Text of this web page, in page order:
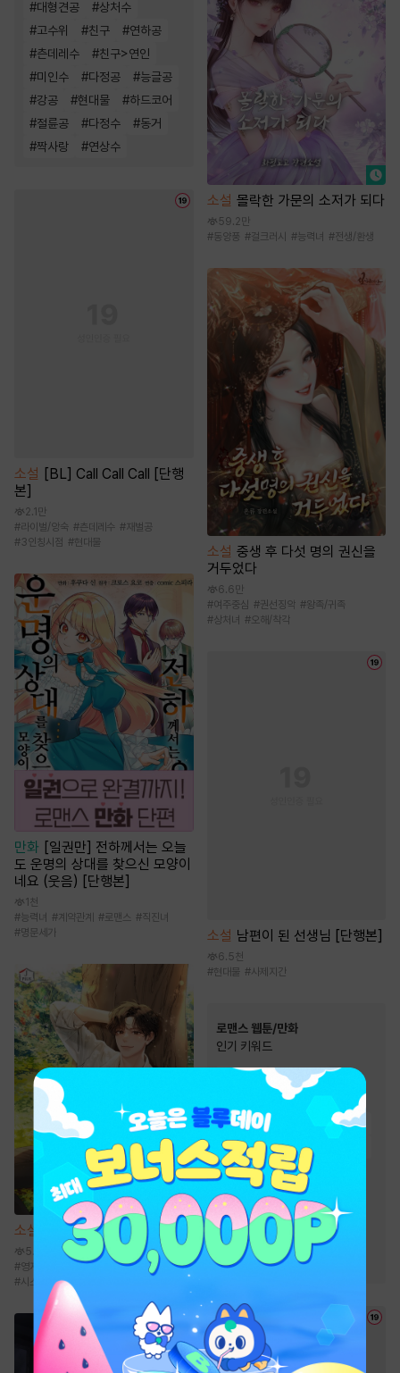
#대형견공 #상처수
#고수위 #친구 #연하공
#츤데레수 #친구>연인
#미인수 #다정공 #능글공
#강공 #현대물 #하드코어
#절륜공 #다정수 #동거
#짝사랑 #연상수
소설 [BL] Call Call Call [단행
본]
2.1만
#라이벌/앙숙 #츤데레수 # 재벌공
#3인칭시점 #현대물
만화
[일권만] 전하께서는 오늘
도 운명의 상대를 찾으신 모양이
네요 (웃음) [단행본]
1천
#능력녀 # 계약관계 #로맨스 #직진녀
#명문세가
소설 헬 난이도에서 쉴게요
5.1만
#영지물 퓨전판타지 성장물 #힐링물
#시스템
소설 몰락한 가문의 소저가 되다
59.2만
#동양풍 #걸크러시 #능력녀 #전생/환생
소설 중생 후 다섯 명의 권신을
거두었다
6.6만
#여주중심 #권선징악 #왕족/귀족
#상처녀 #오해/착각
소설 남편이 된 선생님 [단행본]
6.5천
#현대물 #사제지간
로맨스 웹툰/만화
인기 키워드
#오피스물
계약관계
#직진녀
트라우마
#까칠남 #재벌남
#동거 #힐링물
#역사/시대물 #연애/결혼
#첫사랑 #현대물
#친구>연인 #
짝사랑
#성장물 #재회물